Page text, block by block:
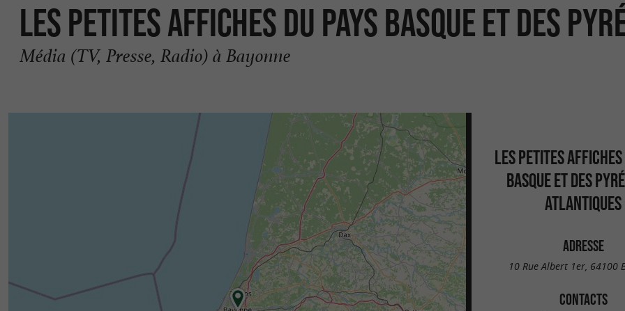
Les Petites Affiches du Pays Basque et des
Média (TV, Presse, Radio) à Bayonne
LES PETITES
BASQUE ET DES
ATLANTIQUES
ADRESSE
10 Rue Albert 1er, 64100
CONTACTS